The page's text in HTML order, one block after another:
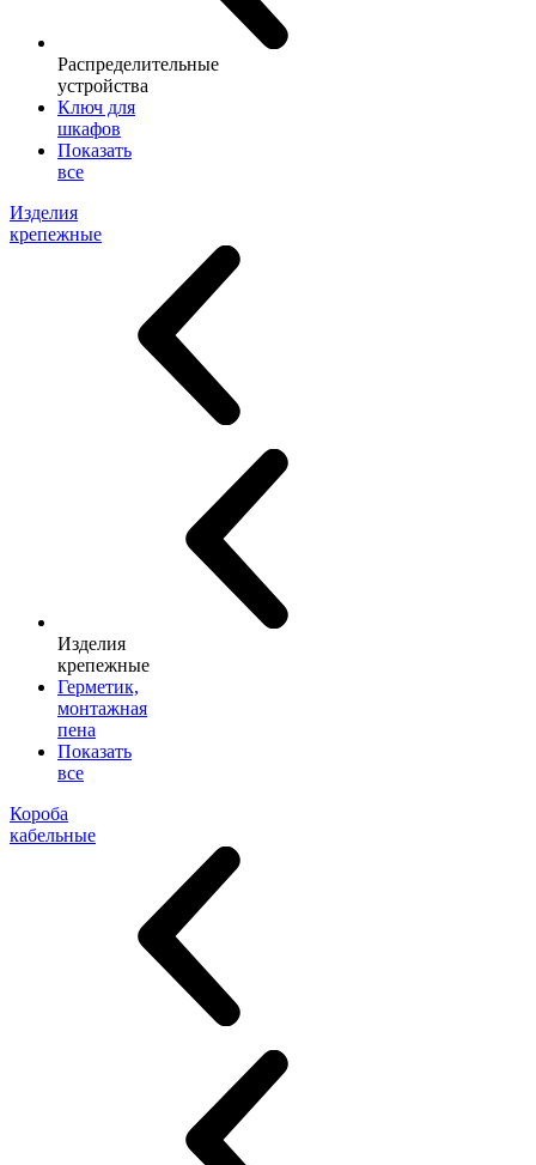
Распределительные
устройства
Ключ для
шкафов
Показать
все
Изделия
крепежные
Изделия
крепежные
Герметик,
монтажная
пена
Показать
все
Короба
кабельные